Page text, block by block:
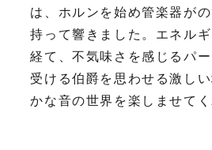
は、ホルンを始め管楽器が
持って響きました。エネル
経て、不気味さを感じるパ
受ける伯爵を思わせる激し
かな音の世界を楽しませてく